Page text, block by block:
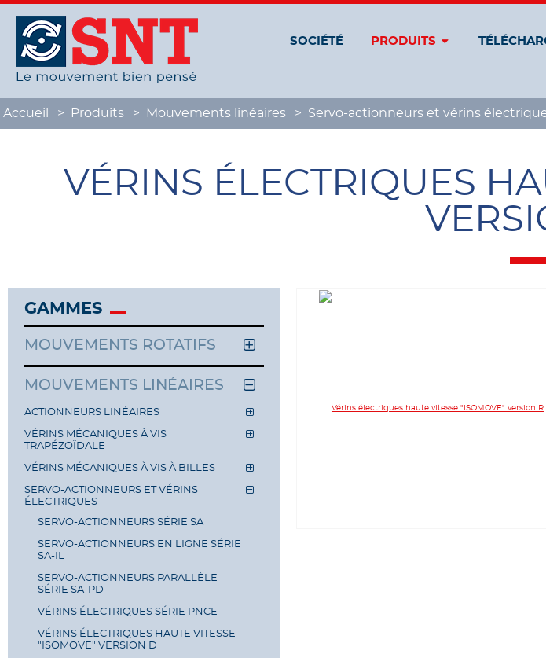
SOCIÉTÉ PRODUITS
Accueil Produits Mouvements linéaires Servo-actionneurs et vérins
VÉRINS ÉLECTRIQUES
GAMMES
MOUVEMENTS ROTATIFS
MOUVEMENTS LINÉAIRES
ACTIONNEURS LINÉAIRES
VÉRINS MÉCANIQUES À VIS
TRAPÉZOÏDALE
VÉRINS MÉCANIQUES À VIS À BILLES
SERVO-ACTIONNEURS ET VÉRINS
ÉLECTRIQUES
SERVO-ACTIONNEURS SÉRIE SA
SERVO-ACTIONNEURS EN LIGNE SÉRIE
SA-IL
SERVO-ACTIONNEURS PARALLÈLE
SÉRIE SA-PD
VÉRINS ÉLECTRIQUES SÉRIE PNCE
VÉRINS ÉLECTRIQUES HAUTE VITESSE
"ISOMOVE" VERSION D
Panneau de gestion des cookies